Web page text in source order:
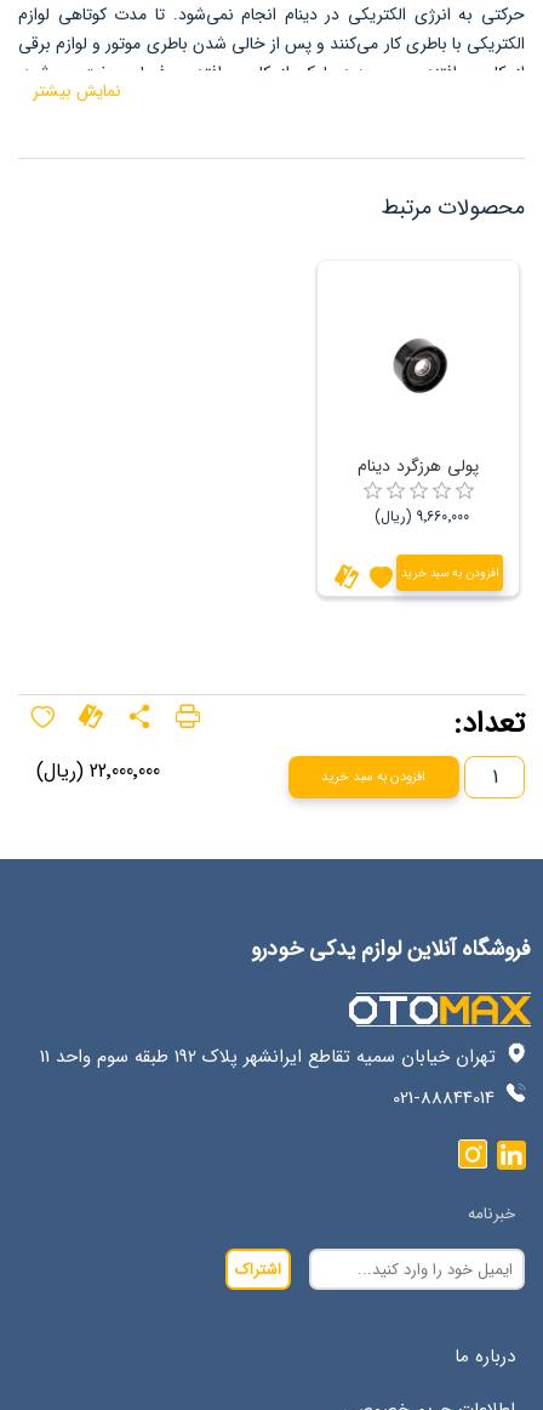
حرکتی به انرژی الکتریکی در دینام انجام نمی‌شود. تا مدت کوتاهی لوازم
الکتریکی با باطری کار می‌کنند و پس از خالی شدن باطری موتور و لوازم برقی
از کار می‌افتند. پمپ هیدرولیک از کار می‌افتد و فرمان سفت می‌شود.
نمایش بیشتر
محصولات مرتبط
پولی هرزگرد دینام
9٬660٬000 (ریال)
افزودن به سبد خرید
22٬000٬000 (ریال)
تعداد:
افزودن به سبد خرید
فروشگاه آنلاین لوازم یدکی خودرو
تهران خیابان سمیه تقاطع ایرانشهر پلاک 192 طبقه سوم واحد 11
021-88844014
خبرنامه
اشتراک
درباره ما